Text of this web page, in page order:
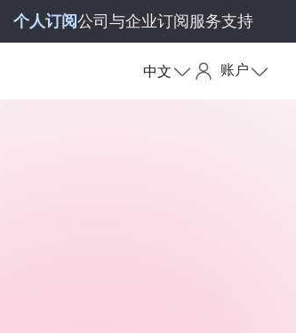
个人订阅公司与企业订阅服务支持
中文 账户